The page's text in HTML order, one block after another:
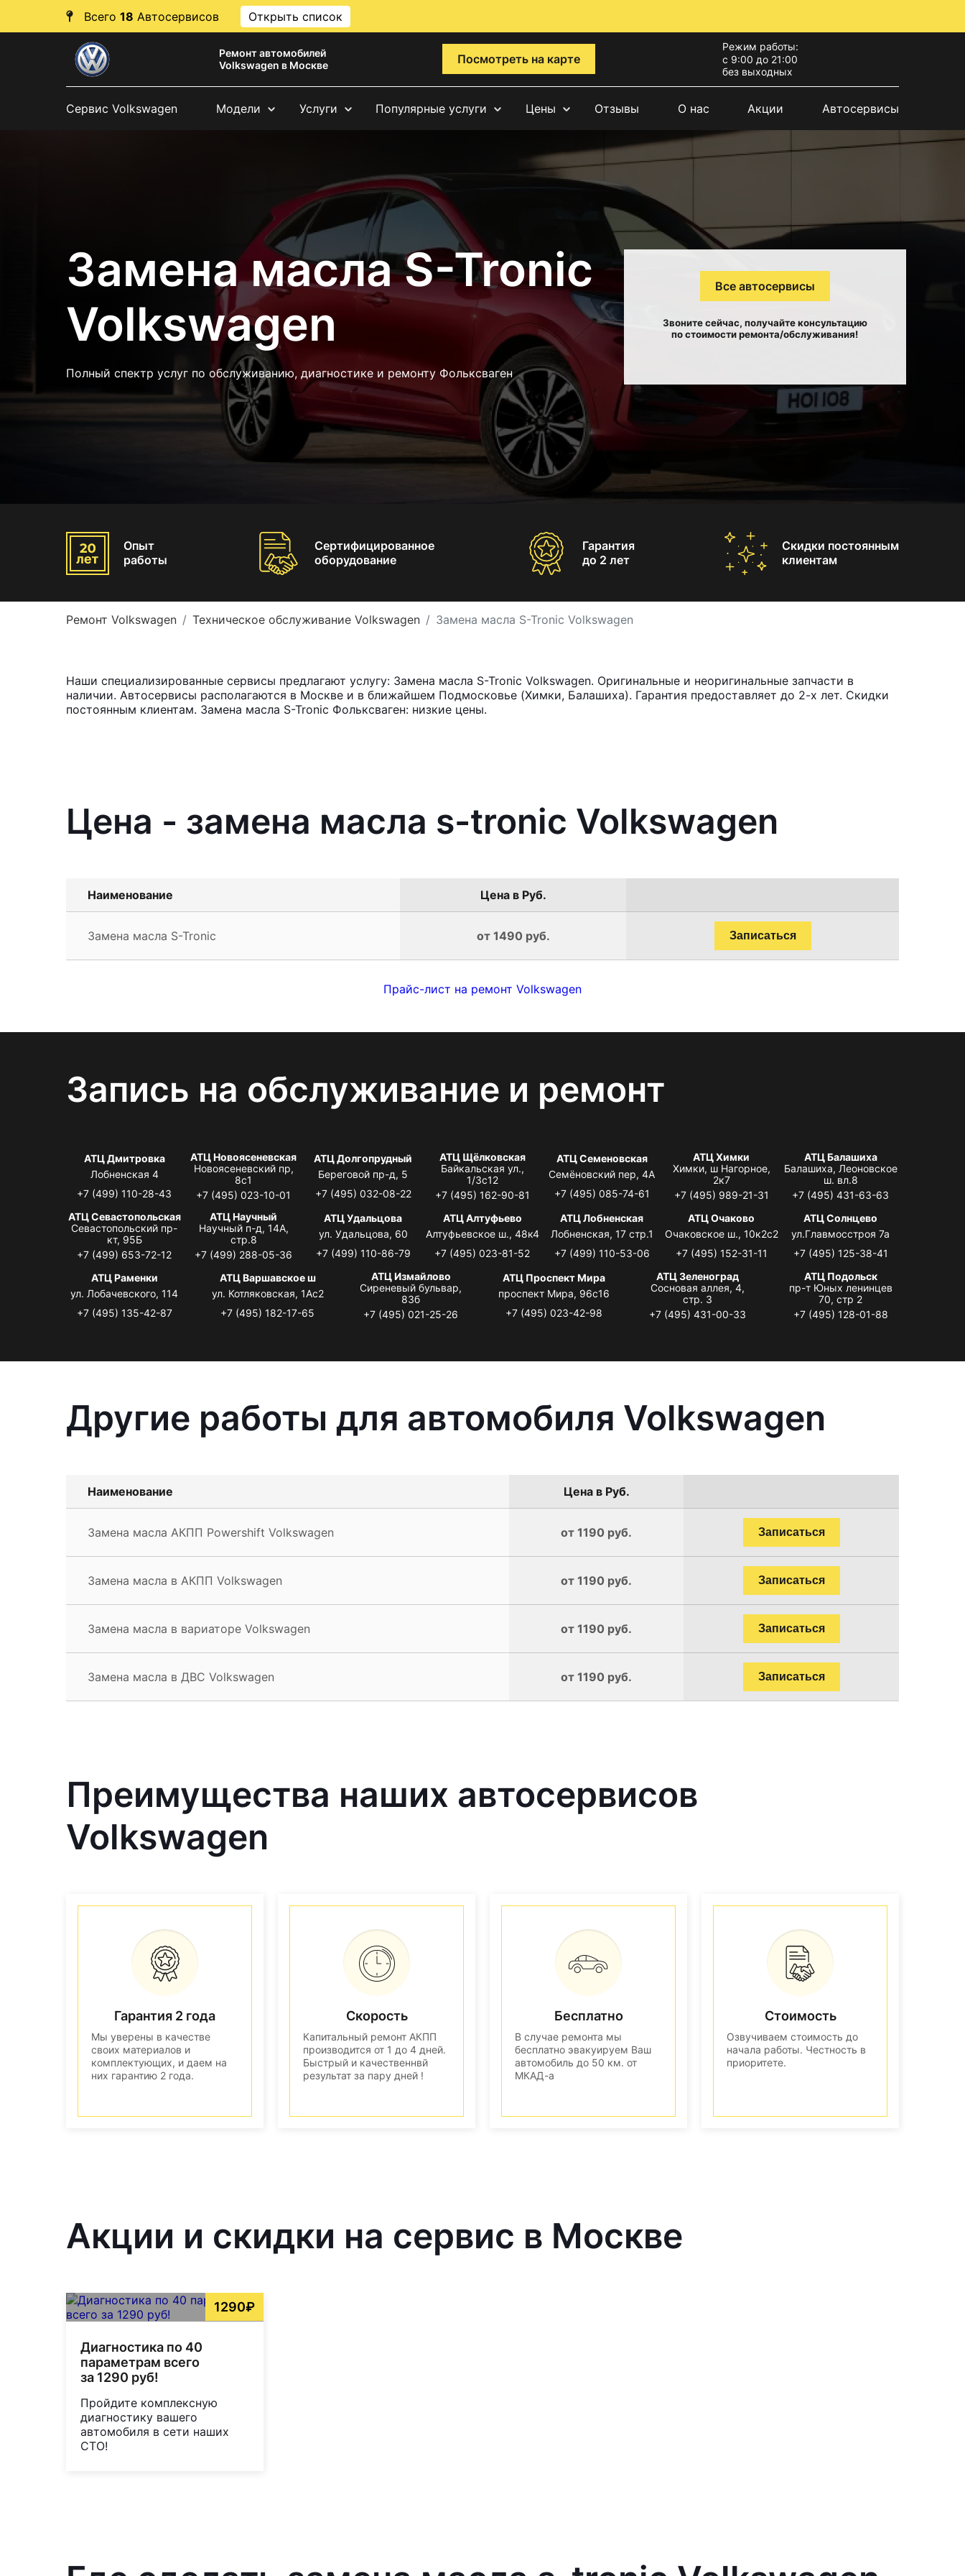
Всего 18 Автосервисов Открыть список
Ремонт автомобилей
Volkswagen в Москве
Посмотреть на карте
Режим работы:
с 9:00 до 21:00
без выходных
Сервис Volkswagen Модели Услуги Популярные услуги Цены Отзывы О нас Акции Автосервисы
Замена масла S-Tronic
Volkswagen
Полный спектр услуг по обслуживанию, диагностике и ремонту Фольксваген
Все автосервисы
Звоните сейчас, получайте консультацию
по стоимости ремонта/обслуживания!
Опыт
работы
Сертифицированное
оборудование
Гарантия
до 2 лет
Скидки постоянным
клиентам
Ремонт Volkswagen Техническое обслуживание Volkswagen Замена масла S-Tronic Volkswagen
Наши специализированные сервисы предлагают услугу: Замена масла S-Tronic Volkswagen. Оригинальные и неоригинальные запчасти в
наличии. Автосервисы располагаются в Москве и в ближайшем Подмосковье (Химки, Балашиха). Гарантия предоставляет до 2-х лет. Скидки
постоянным клиентам. Замена масла S-Tronic Фольксваген: низкие цены.
Цена - замена масла s-tronic Volkswagen
Наименование Цена в Руб.
Замена масла S-Tronic от 1490 руб. Записаться
Прайс-лист на ремонт Volkswagen
Запись на обслуживание и ремонт
АТЦ Дмитровка
Лобненская 4
+7 (499) 110-28-43
АТЦ Новоясеневская
Новоясеневский пр,
8с1
+7 (495) 023-10-01
АТЦ Долгопрудный
Береговой пр-д, 5
+7 (495) 032-08-22
АТЦ Щёлковская
Байкальская ул.,
1/3с12
+7 (495) 162-90-81
АТЦ Семеновская
Семёновский пер, 4А
+7 (495) 085-74-61
АТЦ Химки
Химки, ш Нагорное,
2к7
+7 (495) 989-21-31
АТЦ Балашиха
Балашиха, Леоновское
ш. вл.8
+7 (495) 431-63-63
АТЦ Севастопольская
Севастопольский пр-
кт, 95Б
+7 (499) 653-72-12
АТЦ Научный
Научный п-д, 14А,
стр.8
+7 (499) 288-05-36
АТЦ Удальцова
ул. Удальцова, 60
+7 (499) 110-86-79
АТЦ Алтуфьево
Алтуфьевское ш., 48к4
+7 (495) 023-81-52
АТЦ Лобненская
Лобненская, 17 стр.1
+7 (499) 110-53-06
АТЦ Очаково
Очаковское ш., 10к2с2
+7 (495) 152-31-11
АТЦ Солнцево
ул.Главмосстроя 7а
+7 (495) 125-38-41
АТЦ Раменки
ул. Лобачевского, 114
+7 (495) 135-42-87
АТЦ Варшавское ш
ул. Котляковская, 1Ас2
+7 (495) 182-17-65
АТЦ Измайлово
Сиреневый бульвар,
83б
+7 (495) 021-25-26
АТЦ Проспект Мира
проспект Мира, 96с16
+7 (495) 023-42-98
АТЦ Зеленоград
Сосновая аллея, 4,
стр. 3
+7 (495) 431-00-33
АТЦ Подольск
пр-т Юных ленинцев
70, стр 2
+7 (495) 128-01-88
Другие работы для автомобиля Volkswagen
Наименование Цена в Руб.
Замена масла АКПП Powershift Volkswagen от 1190 руб. Записаться
Замена масла в АКПП Volkswagen от 1190 руб. Записаться
Замена масла в вариаторе Volkswagen от 1190 руб. Записаться
Замена масла в ДВС Volkswagen от 1190 руб. Записаться
Преимущества наших автосервисов
Volkswagen
Гарантия 2 года
Мы уверены в качестве
своих материалов и
комплектующих, и даем на
них гарантию 2 года.
Скорость
Капитальный ремонт АКПП
производится от 1 до 4 дней.
Быстрый и качественнвй
результат за пару дней !
Бесплатно
В случае ремонта мы
бесплатно эвакуируем Ваш
автомобиль до 50 км. от
МКАД-а
Стоимость
Озвучиваем стоимость до
начала работы. Честность в
приоритете.
Акции и скидки на сервис в Москве
1290₽
Диагностика по 40
параметрам всего
за 1290 руб!
Пройдите комплексную
диагностику вашего
автомобиля в сети наших
СТО!